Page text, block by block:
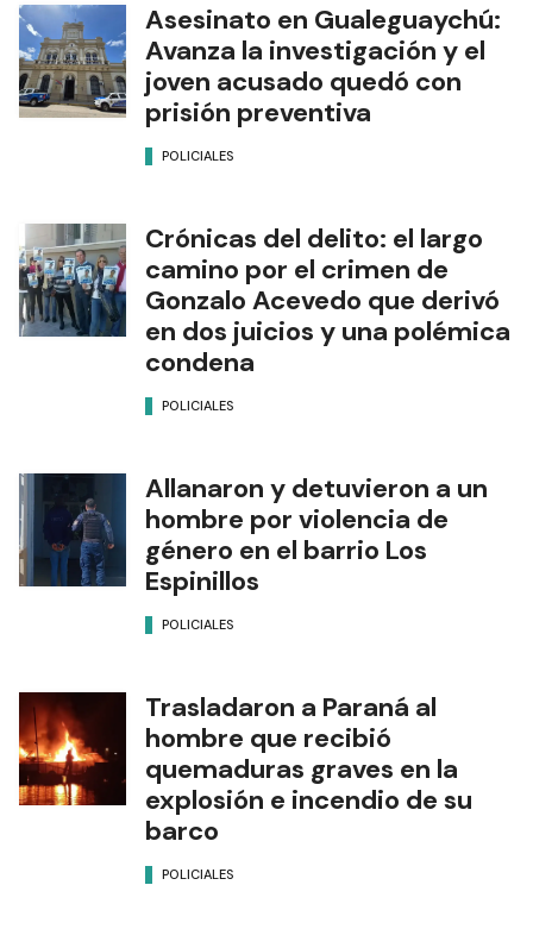
Asesinato en Gualeguaychú:
Avanza la investigación y el
joven acusado quedó con
prisión preventiva
POLICIALES
Crónicas del delito: el largo
camino por el crimen de
Gonzalo Acevedo que derivó
en dos juicios y una polémica
condena
POLICIALES
Allanaron y detuvieron a un
hombre por violencia de
género en el barrio Los
Espinillos
POLICIALES
Trasladaron a Paraná al
hombre que recibió
quemaduras graves en la
explosión e incendio de su
barco
POLICIALES